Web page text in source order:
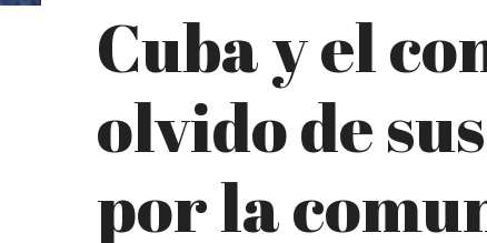
Cuba y el
olvido de
por la